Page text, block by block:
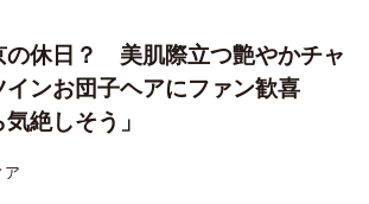
の休日？ 美肌際立つ艶やかチャ
インお団子ヘアにファン歓喜
絶しそう」
ア